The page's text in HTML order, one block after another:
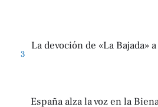
3
La devoción de «La Bajada»
España alza la voz en la